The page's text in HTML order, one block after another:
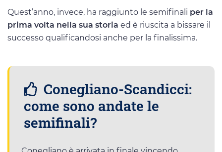
Quest’anno, invece, ha raggiunto le semifinali per la
prima volta nella sua storia ed è riuscita a bissare il
successo qualificandosi anche per la finalissima.
Conegliano-Scandicci:
come sono andate le
semifinali?